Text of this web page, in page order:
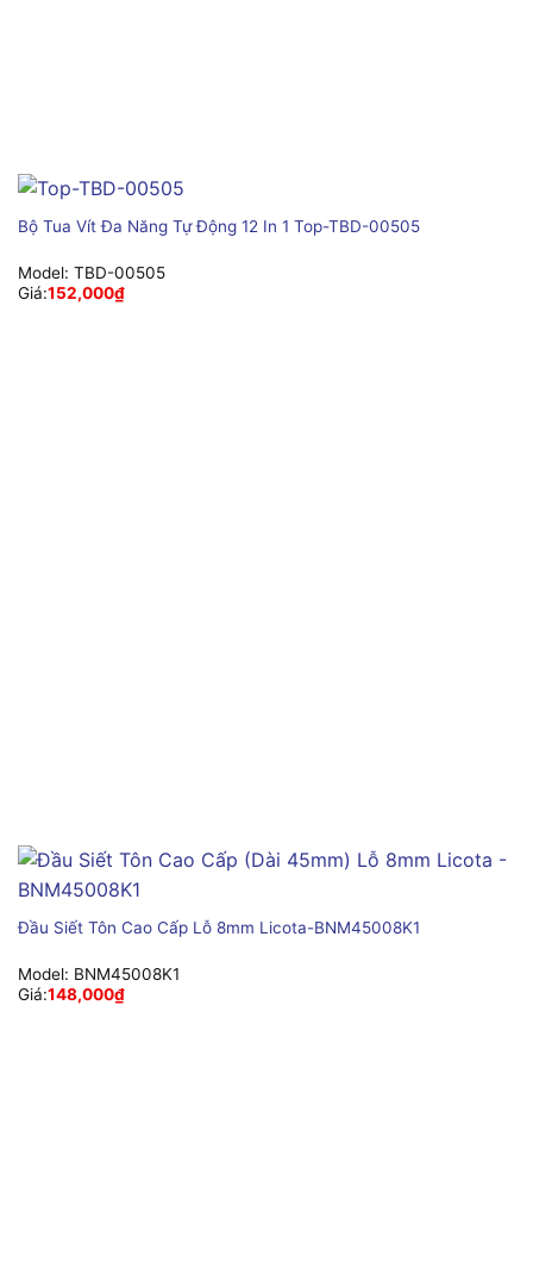
Bộ Tua Vít Đa Năng Tự Động 12 In 1 Top-TBD-00505
Model: TBD-00505
Giá:152,000₫
Đầu Siết Tôn Cao Cấp Lỗ 8mm Licota-BNM45008K1
Model: BNM45008K1
Giá:148,000₫